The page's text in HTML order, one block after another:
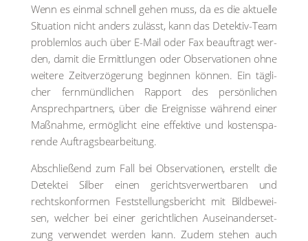
Wenn es ein­mal schnell gehen muss, da es die aktu­el­le
Situa­ti­on nicht anders zulässt, kann das Detek­tiv-Team
pro­blem­los auch über E-Mail oder Fax beauf­tragt wer­
den, damit die Ermitt­lun­gen oder Obser­va­tio­nen ohne
wei­te­re Zeit­ver­zö­ge­rung begin­nen kön­nen. Ein täg­li­
cher fern­münd­li­chen Rap­port des per­sön­li­chen
Ansprech­part­ners, über die Ereig­nis­se wäh­rend einer
Maß­nah­me, ermög­licht eine effek­ti­ve und kos­ten­spa­
ren­de Auf­trags­be­ar­bei­tung.
Abschlie­ßend zum Fall bei Obser­va­tio­nen, erstellt die
Detek­tei Sil­ber einen gerichts­ver­wert­ba­ren und
rechts­kon­for­men Fest­stel­lungs­be­richt mit Bild­be­wei­
sen, wel­cher bei einer gericht­li­chen Aus­ein­an­der­set­
zung ver­wen­det wer­den kann. Zudem ste­hen auch